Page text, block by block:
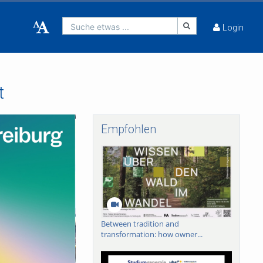
Suche etwas ... Login
Empfohlen
Between tradition and
transformation: how owner...